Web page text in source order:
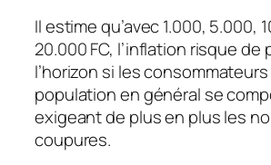
Il estime qu’avec 1.000, 5.000,
20.000 FC, l’inflation risque de
l’horizon si les
population en général se
exigeant de plus en plus les
coupures.